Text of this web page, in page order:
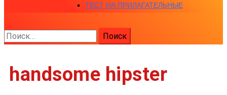
ТЕСТ НА ПРИЛАГАТЕЛЬНЫЕ
Найти:
handsome hipster